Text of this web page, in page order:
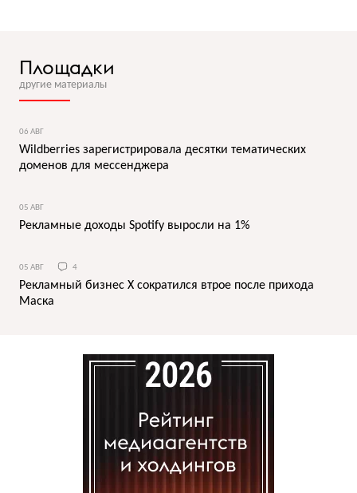
Площадки
другие материалы
06 АВГ
Wildberries зарегистрировала десятки тематических
доменов для мессенджера
05 АВГ
Рекламные доходы Spotify выросли на 1%
05 АВГ 4
Рекламный бизнес X сократился втрое после прихода
Маска